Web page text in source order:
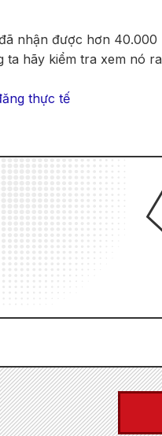
nhận được hơn
ta hãy kiểm tra xem nó
thực tế